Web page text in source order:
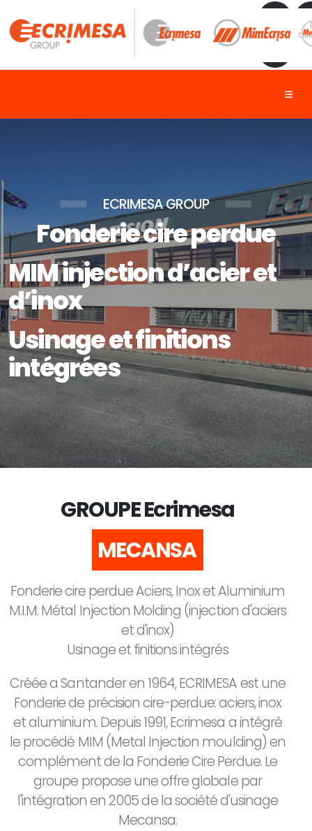
ECRIMESA GROUP
Fonderie cire perdue
MIM injection d’acier et
d’inox
Usinage et finitions
intégrées
GROUPE Ecrimesa
ECRIMESA
Fonderie cire perdue Aciers, Inox et Aluminium
M.I.M. Métal Injection Molding (injection d'aciers
et d'inox)
Usinage et finitions intégrés
Créée a Santander en 1964, ECRIMESA est une
Fonderie de précision cire-perdue: aciers, inox
et aluminium. Depuis 1991, Ecrimesa a intégré
le procédé MIM (Metal Injection moulding) en
complément de la Fonderie Cire Perdue. Le
groupe propose une offre globale par
l'intégration en 2005 de la société d'usinage
Mecansa.